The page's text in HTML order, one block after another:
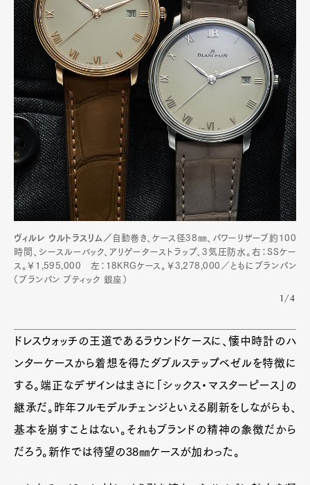
ヴィルレ ウルトラスリム／ 自動巻き、ケース径38㎜、パワーリザーブ約100
時間、シースルーバック、アリゲーターストラップ、3気圧防水。右：SSケー
ス。￥1,595,000 左：18KRGケース。￥3,278,000／ともにブランパン
（ブランパン ブティック 銀座）
1/4
ドレスウォッチの王道であるラウンドケースに、懐中時計のハ
ンターケースから着想を得たダブルステップベゼルを特徴に
する。端正なデザインはまさに「シックス・マスターピース」の
継承だ。昨年フルモデルチェンジといえる刷新をしながらも、
基本を崩すことはない。それもブランドの精神の象徴だから
だろう。新作では待望の38㎜ケースが加わった。